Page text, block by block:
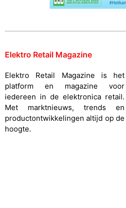
Elektro Retail Magazine
Elektro Retail Magazine is het
platform en magazine voor
iedereen in de elektronica retail.
Met marktnieuws, trends en
productontwikkelingen altijd op de
hoogte.